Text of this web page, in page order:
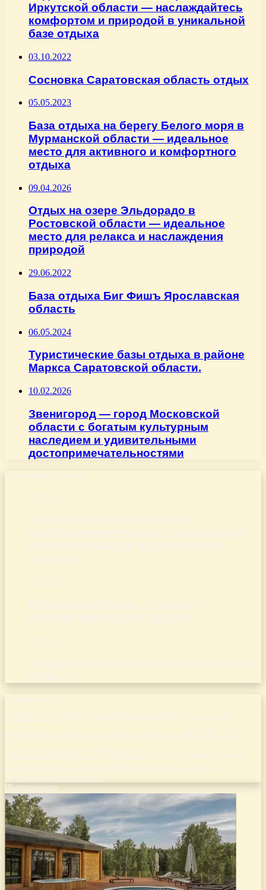
Иркутской области — наслаждайтесь
комфортом и природой в уникальной
базе отдыха
03.10.2022
Сосновка Саратовская область отдых
05.05.2023
База отдыха на берегу Белого моря в
Мурманской области — идеальное
место для активного и комфортного
отдыха
09.04.2026
Отдых на озере Эльдорадо в
Ростовской области — идеальное
место для релакса и наслаждения
природой
29.06.2022
База отдыха Биг Фишъ Ярославская
область
06.05.2024
Туристические базы отдыха в районе
Маркса Саратовской области.
10.02.2026
Звенигород — город Московской
области с богатым культурным
наследием и удивительными
достопримечательностями
Интересное